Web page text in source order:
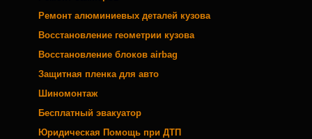
Ремонт алюминиевых деталей кузова
Восстановление геометрии кузова
Восстановление блоков airbag
Защитная пленка для авто
Шиномонтаж
Бесплатный эвакуатор
Юридическая Помощь при ДТП